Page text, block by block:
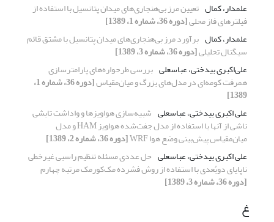
علمدار، کمال تعیین مرز بی‌هنجاری‌های میدان پتانسیل با استفاده از
فیلترهای فاز محلی[دوره 36، شماره 1، 1389]
علمدار، کمال برآورد مرز بی‌هنجاری‌های میدان پتانسیل با مشتق قائم
سیگنال تحلیلی[دوره 36، شماره 3، 1389]
علی‌اکبری بیدختی، عباسعلی بررسی طرحواره‌های پارامترسازی
همرفت کومه‌ای در مدل‌های بزرگ و میان‌مقیاس [دوره 36، شماره 1،
1389]
علی اکبری بیدختی، عباسعلی شبیه‌سازی هواویزها و واداشت تابشی
ناشی از آنها با استفاده از مدل جفت‌شده هواویز HAM و مدل
میان‌مقیاس پیش‌بینی وضع هوا WRF
[دوره 36، شماره 2، 1389]
علی اکبری بیدختی، عباسعلی حل عددی مسئله تنظیم راسبی غیرخطی
ناپایای دوبُعدی با استفاده از روش فشرده مک‌کورمک مرتبه چهارم
[دوره 36، شماره 3، 1389]
غ